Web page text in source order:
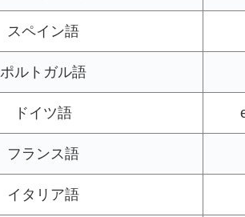
スペイン語
ポルトガル語
ドイツ語
フランス語
イタリア語